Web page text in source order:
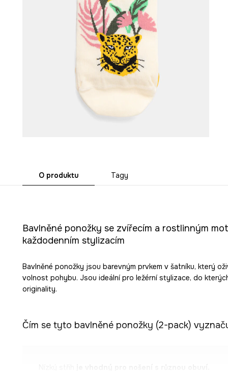
O produktu Tagy
Bavlněné ponožky se zvířecím a rostlinným
každodenním stylizacím
Bavlněné ponožky jsou barevným prvkem v šatníku, který
volnost pohybu. Jsou ideální pro ležérní stylizace, do
originality.
Čím se tyto bavlněné ponožky (2-pack)